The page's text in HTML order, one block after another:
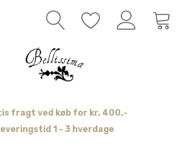
fragt ved køb for kr. 400,-
1 - 3 hverdage